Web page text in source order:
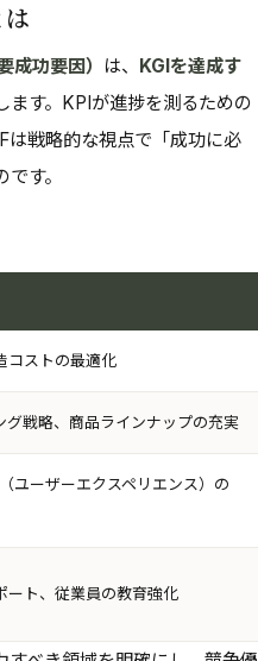
功要因） は、 KGIを達成す
ます。KPIが進捗を測るための
は戦略的な視点で「成功に必
す。
コストの最適化
グ戦略、商品ラインナップの充実
ユーザーエクスペリエンス）の
ート、従業員の教育強化